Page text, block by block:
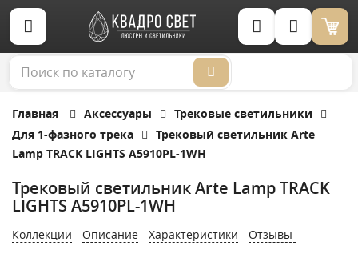
Корзина (0)
Главная Аксессуары
Трековые светильники
Для 1-фазного трека
Трековый светильник Arte
Lamp TRACK LIGHTS A5910PL-1WH
Трековый светильник Arte Lamp TRACK
LIGHTS A5910PL-1WH
Коллекции Описание Характеристики Отзывы